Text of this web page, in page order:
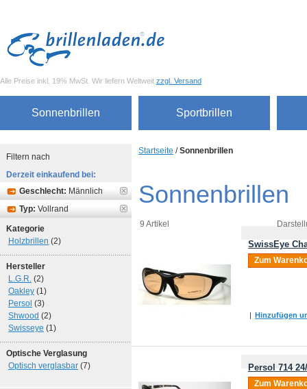
Alle Preise inkl. 19% MwSt. Wir liefern Weltweit zzgl. Versand
Sonnenbrillen Sportbrillen
Startseite /Sonnenbrillen
Sonnenbrillen
9 Artikel
SwissEye
Zum
| Hinzufügen
Persol 714
Zum
Filtern nach
Derzeit einkaufend bei:
Geschlecht: Männlich
Typ: Vollrand
Kategorie
Holzbrillen (2)
Hersteller
L.G.R. (2)
Oakley (1)
Persol (3)
Shwood (2)
Swisseye (1)
Optische Verglasung
Optisch verglasbar (7)